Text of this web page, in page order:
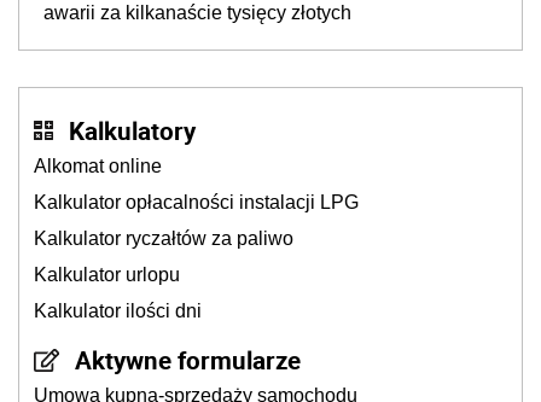
awarii za kilkanaście tysięcy złotych
Kalkulatory
Alkomat online
Kalkulator opłacalności instalacji LPG
Kalkulator ryczałtów za paliwo
Kalkulator urlopu
Kalkulator ilości dni
Aktywne formularze
Umowa kupna-sprzedaży samochodu